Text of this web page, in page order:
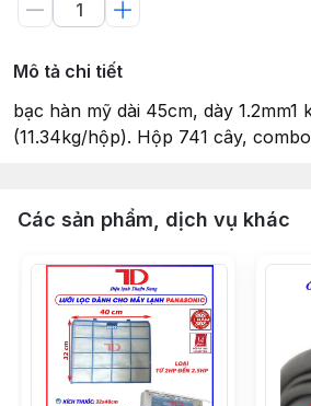
Mô tả chi tiết
bạc hàn mỹ dài 45cm, dày 1.2mm1
(11.34kg/hộp). Hộp 741 cây,
Các sản phẩm, dịch vụ khác